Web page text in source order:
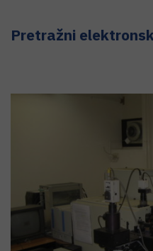
Pretražni